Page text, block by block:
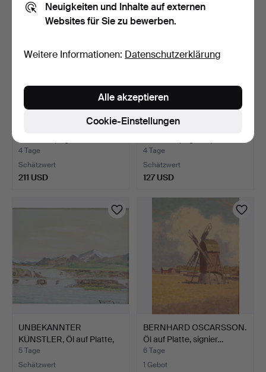
WILLARD LINDH. Öl auf
4 Tage
Schätzwert
211 USD
KENNETH PILS. Öl auf
4 Tage
Schätzwert
127 USD
UNBEKANNTER
KÜNSTLER, Öl auf Platte,
"Stor…
5 Tage
Schätzwert
BERNHARD OSCARSSON.
Öl auf Platte, signier…
6 Tage
1 Gebot
Neuigkeiten und Inhalte auf externen
Websites für Sie zu bewerben.
Weitere Informationen: Datenschutzerklärung
Cookie-Einstellungen
Alle akzeptieren